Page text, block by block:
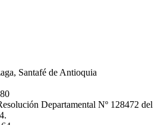
Santafé de Antioquia
Departamental Nº 128472 del